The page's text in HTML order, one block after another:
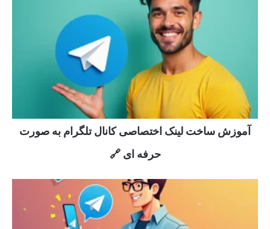
آموزش ساخت لینک اختصاصی کانال تلگرام به صورت
حرفه ای 🔗